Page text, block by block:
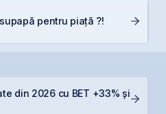
pentru piață ?!
din 2026 cu BET +33% și